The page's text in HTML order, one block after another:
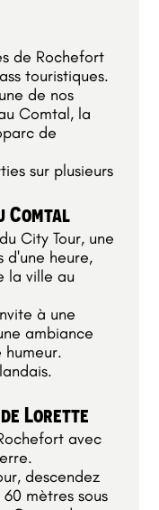
de Rochefort
touristiques.
de nos
Comtal, la
de
sur plusieurs
Comtal
City Tour, une
d'une heure,
la ville au
à une
ambiance
Lorette
avec
descendez
mètres sous